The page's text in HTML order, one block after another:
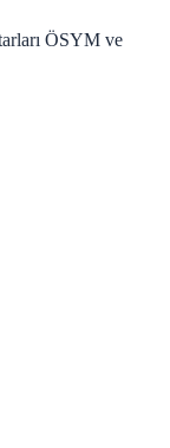
ÖSYM ve